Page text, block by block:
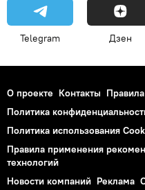
Telegram Дзен
О проекте Контакты
Политика
Политика использования
Правила применения
технологий
Новости компаний Реклама